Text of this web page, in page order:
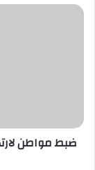
ضبط
الملكية
ضبط مواطن